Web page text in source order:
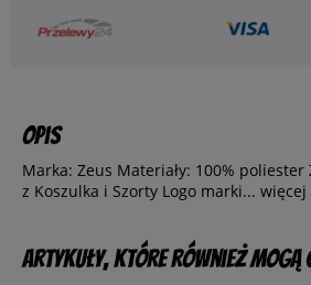
Opis
Marka: Zeus Materiały: 100% poliester
z Koszulka i Szorty Logo marki... więcej
Artykuły, które również mogą